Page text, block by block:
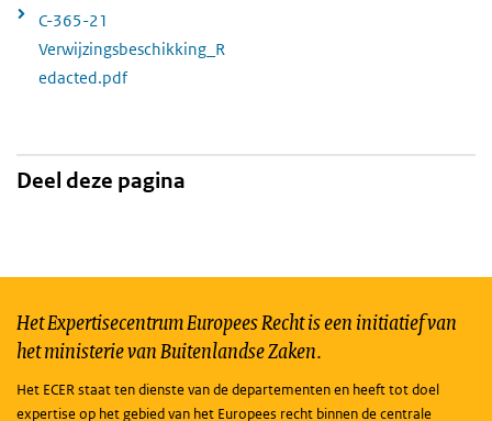
C-365-21
Verwijzingsbeschikking_R
edacted.pdf
Deel deze pagina
Het Expertisecentrum Europees Recht is een initiatief van
het ministerie van Buitenlandse Zaken.
Het ECER staat ten dienste van de departementen en heeft tot doel
expertise op het gebied van het Europees recht binnen de centrale